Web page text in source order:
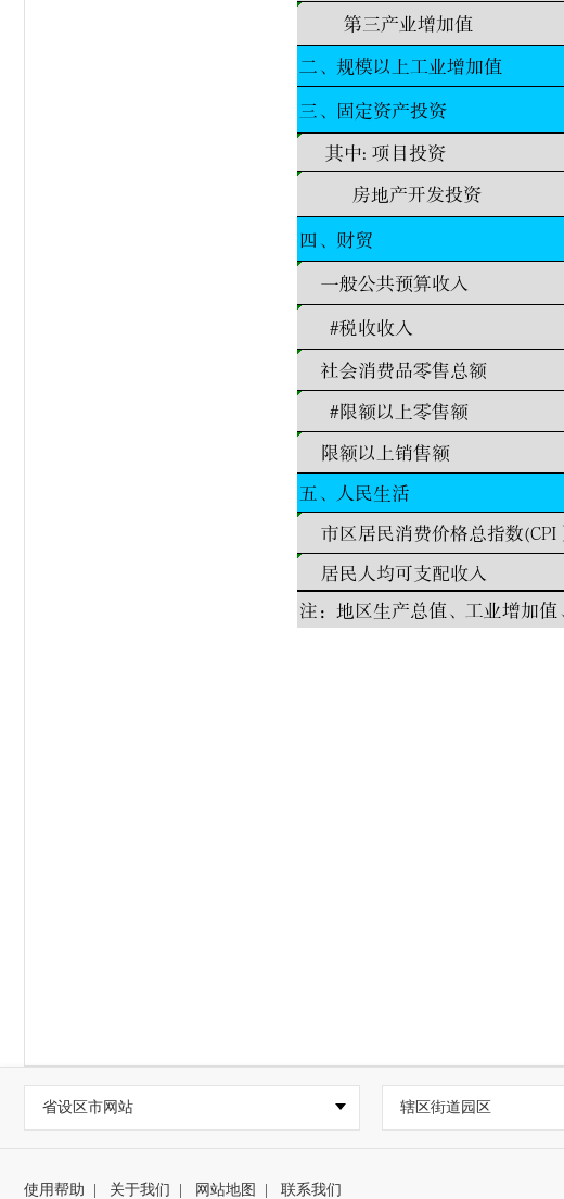
省设区市网站 辖区街道园区
使用帮助 | 关于我们 | 网站地图 | 联系我们